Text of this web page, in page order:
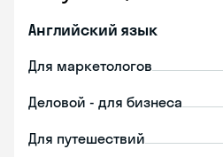
Английский язык
Для маркетологов
Деловой - для бизнеса
Для путешествий